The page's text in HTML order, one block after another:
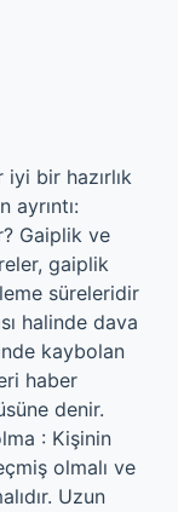
bir hazırlık
ayrıntı:
Gaiplik ve
gaiplik
süreleridir
halinde dava
kaybolan
haber
denir.
: Kişinin
olmalı ve
Uzun